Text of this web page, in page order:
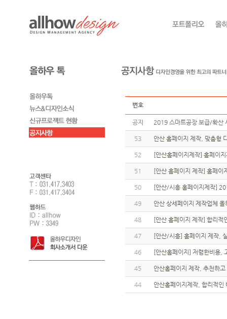
번호
공지 2019 스마트공장 보급/확
53 안산 홈페이지 제작, 맞춤형
52 [안산홈페이지제작] 홈페이
51 [안산 홈페이지 제작] 홈페이
50 [안산/시흥 홈페이지제작]
49 안산 상세페이지 제작업체
48 [안산 홈페이지 제작] 합리적
47 [안산/시흥] 홈페이지 제작,
46 [안산홈페이지] 저렴한비용,
45 안산홈페이지 제작, 추천하
44 안산홈페이지제작, 합리적